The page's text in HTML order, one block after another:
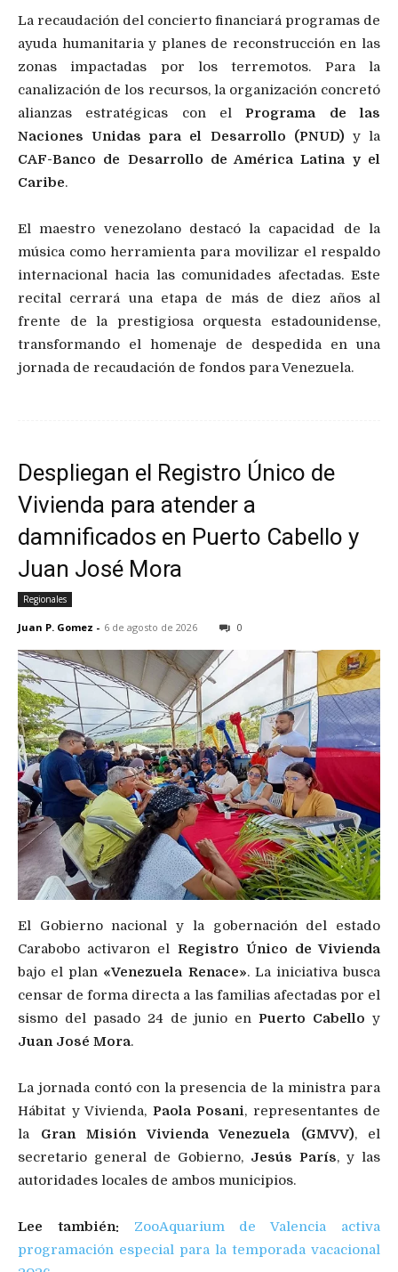
La recaudación del concierto financiará programas de
ayuda humanitaria y planes de reconstrucción en las
zonas impactadas por los terremotos. Para la
canalización de los recursos, la organización concretó
alianzas estratégicas con elPrograma de las
Naciones Unidas para el Desarrollo (PNUD) y la
CAF-Banco de Desarrollo de América Latina y el
Caribe.
El maestro venezolano destacó la capacidad de la
música como herramienta para movilizar el respaldo
internacional hacia las comunidades afectadas. Este
recital cerrará una etapa de más de diez años al
frente de la prestigiosa orquesta estadounidense,
transformando el homenaje de despedida en una
jornada de recaudación de fondos para Venezuela.
Despliegan el Registro Único de
Vivienda para atender a
damnificados en Puerto Cabello y
Juan José Mora
Regionales
Juan P. Gomez - 6 de agosto de 2026 0
El Gobierno nacional y la gobernación del estado
Carabobo activaron el Registro Único de Vivienda
bajo el plan «Venezuela Renace». La iniciativa busca
censar de forma directa a las familias afectadas por el
sismo del pasado 24 de junio enPuerto Cabello y
Juan José Mora.
La jornada contó con la presencia de la ministra para
Hábitat y Vivienda, Paola Posani, representantes de
la Gran Misión Vivienda Venezuela (GMVV), el
secretario general de Gobierno, Jesús París, y las
autoridades locales de ambos municipios.
Lee también: ZooAquarium de Valencia activa
programación especial para la temporada vacacional